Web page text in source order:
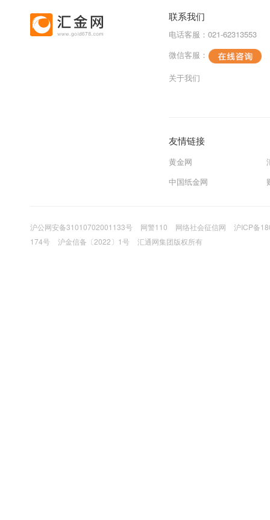
联系我们
电话客服：021-62313553
微信客服：
关于我们
友情链接
黄金网
中国纸金网
沪公网安备31010702001133号 网警110 网络社会征信网
沪ICP备
174号
沪金信备〔2022〕1号 汇通网集团版权所有